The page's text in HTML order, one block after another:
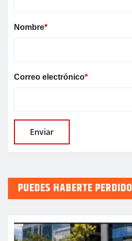
Nombre*
Correo electrónico*
PUEDES HABERTE PERDIDO